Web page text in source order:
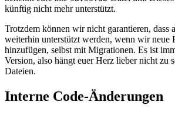
künftig nicht mehr unterstützt.
Trotzdem können wir nicht garantieren, dass
weiterhin unterstützt werden, wenn wir neue
hinzufügen, selbst mit Migrationen. Es ist
Version, also hängt euer Herz lieber nicht zu
Dateien.
Interne Code-Änderungen